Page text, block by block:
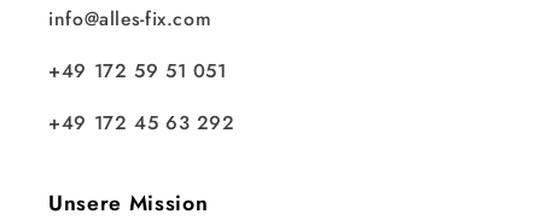
info@alles-fix.com
+49 172 59 51 051
+49 172 45 63 292
Unsere Mission